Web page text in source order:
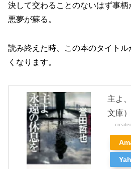
決して交わることのないはず事
悪夢が蘇る。
読み終えた時、この本のタイト
くなります。
主よ
文庫